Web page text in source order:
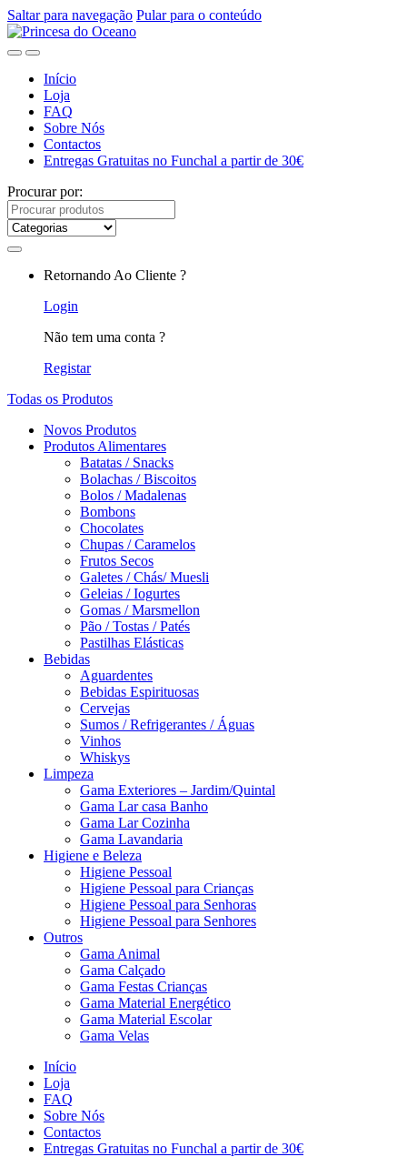
Saltar para navegação Pular para o conteúdo
Início
Loja
FAQ
Sobre Nós
Contactos
Entregas Gratuitas no Funchal a partir de 30€
Procurar por:
Retornando Ao Cliente ?
Login
Não tem uma conta ?
Registar
Todas os Produtos
Novos Produtos
Produtos Alimentares
Batatas / Snacks
Bolachas / Biscoitos
Bolos / Madalenas
Bombons
Chocolates
Chupas / Caramelos
Frutos Secos
Galetes / Chás/ Muesli
Geleias / Iogurtes
Gomas / Marsmellon
Pão / Tostas / Patés
Pastilhas Elásticas
Bebidas
Aguardentes
Bebidas Espirituosas
Cervejas
Sumos / Refrigerantes / Águas
Vinhos
Whiskys
Limpeza
Gama Exteriores – Jardim/Quintal
Gama Lar casa Banho
Gama Lar Cozinha
Gama Lavandaria
Higiene e Beleza
Higiene Pessoal
Higiene Pessoal para Crianças
Higiene Pessoal para Senhoras
Higiene Pessoal para Senhores
Outros
Gama Animal
Gama Calçado
Gama Festas Crianças
Gama Material Energético
Gama Material Escolar
Gama Velas
Início
Loja
FAQ
Sobre Nós
Contactos
Entregas Gratuitas no Funchal a partir de 30€